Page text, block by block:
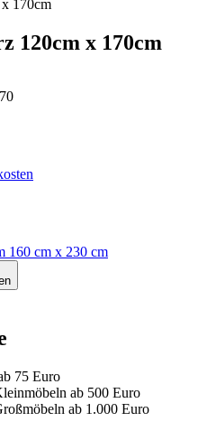
120cm x 170cm
160 cm x 230 cm
75 Euro
ab 500 Euro
ab 1.000 Euro